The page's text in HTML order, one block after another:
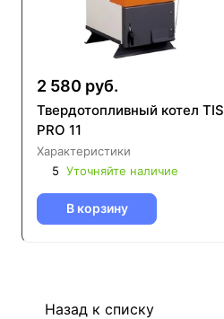
2 580 руб.
Твердотопливный котел TIS
PRO 11
Характеристики
5 Уточняйте наличие
В корзину
Назад к списку